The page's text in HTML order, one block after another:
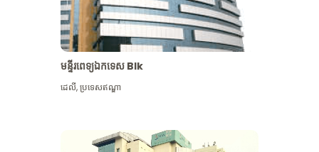
មន្ទីរពេទ្យឯកទេស Blk
ដេលី,ប្រទេសឥណ្ឌា